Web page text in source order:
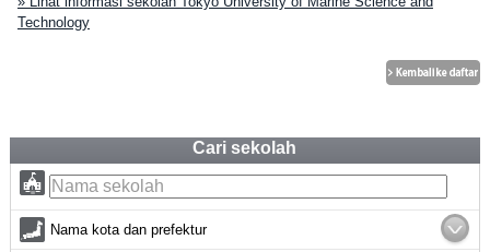
Technology
Cari sekolah
Nama kota dan prefektur